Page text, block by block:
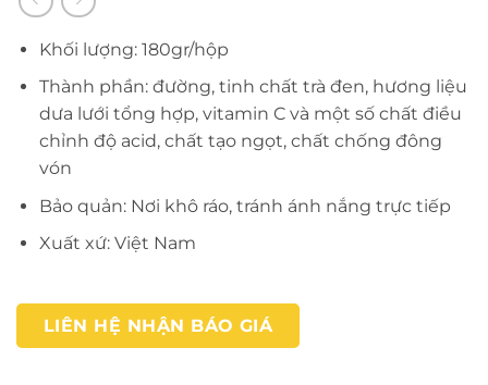
Khối lượng: 180gr/hộp
Thành phần: đường, tinh chất trà đen, hương liệu
dưa lưới tổng hợp, vitamin C và một số chất điều
chỉnh độ acid, chất tạo ngọt, chất chống đông
vón
Bảo quản: Nơi khô ráo, tránh ánh nắng trực tiếp
Xuất xứ: Việt Nam
LIÊN HỆ NHẬN BÁO GIÁ